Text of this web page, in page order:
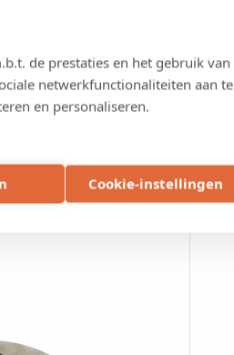
de prestaties en het gebruik van
netwerkfunctionaliteiten aan te
en personaliseren.
Cookie-instellingen
ruimtesof
willen
sessie inspiratie én